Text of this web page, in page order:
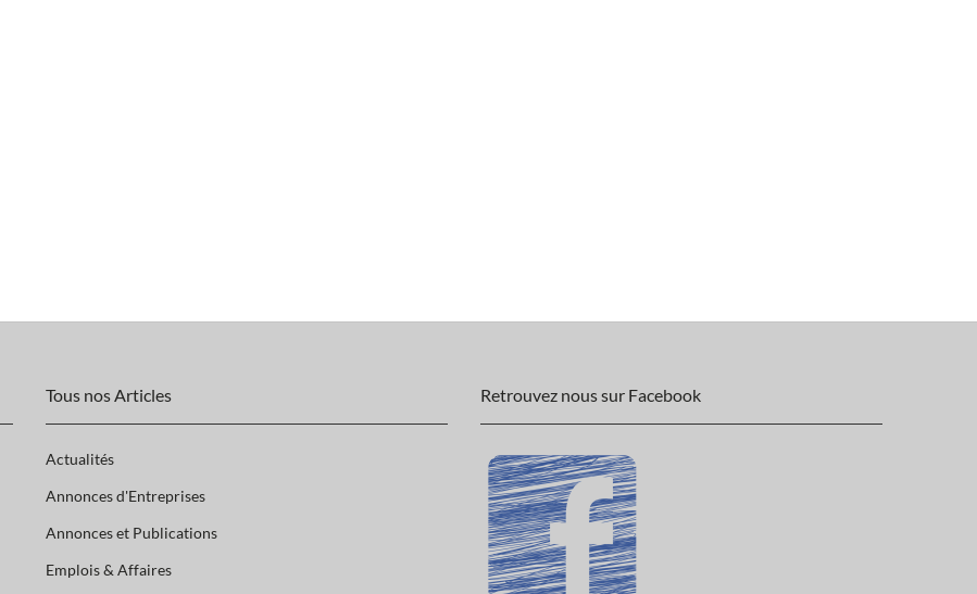
Tous nos Articles
Actualités
Annonces d'Entreprises
Annonces et Publications
Emplois & Affaires
Retrouvez nous sur Facebook